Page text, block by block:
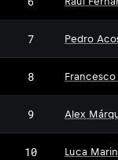
7 Pedro
8 Francesco
9 Alex
10 Luca